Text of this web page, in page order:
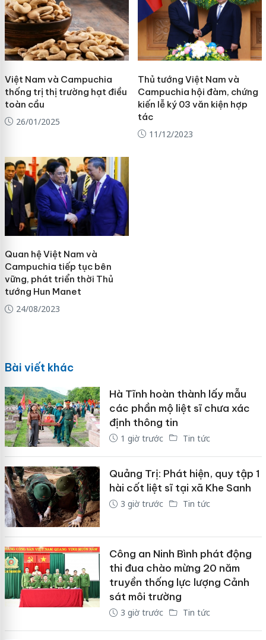
Việt Nam và Campuchia
thống trị thị trường hạt điều
toàn cầu
26/01/2025
Thủ tướng Việt Nam và
Campuchia hội đàm, chứng
kiến lễ ký 03 văn kiện hợp
tác
11/12/2023
Quan hệ Việt Nam và
Campuchia tiếp tục bên
vững, phát triển thời Thủ
tướng Hun Manet
24/08/2023
Bài viết khác
Hà Tĩnh hoàn thành lấy mẫu
các phần mộ liệt sĩ chưa xác
định thông tin
1 giờ trước Tin tức
Quảng Trị: Phát hiện, quy tập 1
hài cốt liệt sĩ tại xã Khe Sanh
3 giờ trước Tin tức
Công an Ninh Bình phát động
thi đua chào mừng 20 năm
truyền thống lực lượng Cảnh
sát môi trường
3 giờ trước Tin tức